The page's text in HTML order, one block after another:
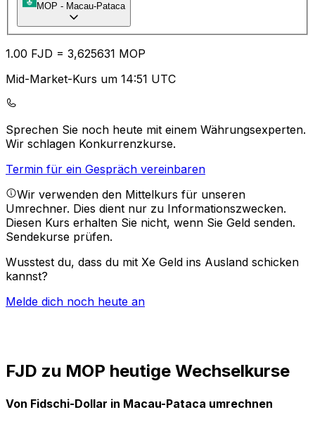
MOP - Macau-Pataca
1.00 FJD = 3,625631 MOP
Mid-Market-Kurs um 14:51 UTC
Sprechen Sie noch heute mit einem Währungsexperten.
Wir schlagen Konkurrenzkurse.
Termin für ein Gespräch vereinbaren
Wir verwenden den Mittelkurs für unseren
Umrechner. Dies dient nur zu Informationszwecken.
Diesen Kurs erhalten Sie nicht, wenn Sie Geld senden.
Sendekurse prüfen.
Wusstest du, dass du mit Xe Geld ins Ausland schicken
kannst?
Melde dich noch heute an
FJD zu MOP heutige Wechselkurse
Von Fidschi-Dollar in Macau-Pataca umrechnen